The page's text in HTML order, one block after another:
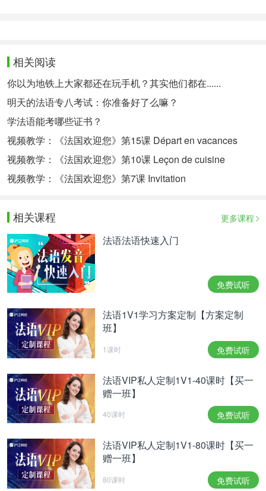
相关阅读
你以为地铁上大家都还在玩手机？其实他们都在......
明天的法语专八考试：你准备好了么嘛？
学法语能考哪些证书？
视频教学：《法国欢迎您》第15课 Départ en vacances
视频教学：《法国欢迎您》第10课 Leçon de cuisine
视频教学：《法国欢迎您》第7课 Invitation
相关课程 更多课程
法语法语快速入门
免费试听
法语1V1学习方案定制【方案定制
班】
1课时 免费试听
法语VIP私人定制1V1-40课时【买一
赠一班】
40课时 免费试听
法语VIP私人定制1V1-80课时【买一
赠一班】
80课时 免费试听